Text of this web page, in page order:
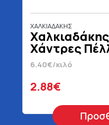
ΧΑΛΚΙΑΔΑΚΗΣ
Χάντρες
6.40€/κιλό
2.88€